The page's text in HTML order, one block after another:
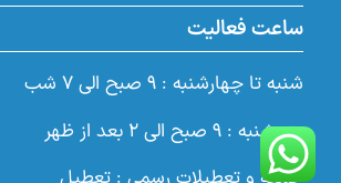
ساعت فعالیت
شنبه تا چهارشنبه : ۹ صبح الی ۷ شب
پنجشنبه : ۹ صبح الی ۲ بعد از ظهر